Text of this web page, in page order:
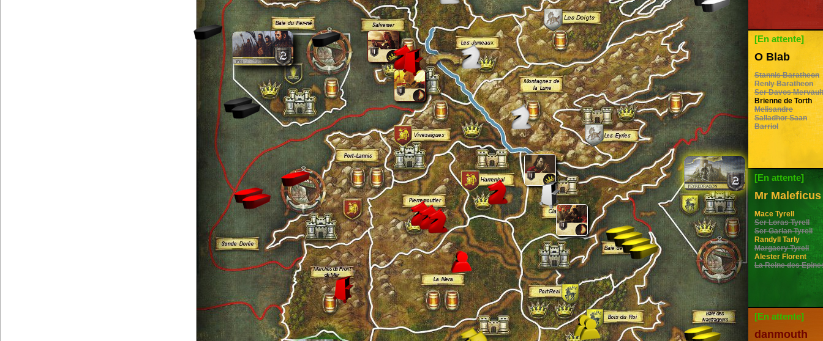
[En attente]
O Blab
Stannis Baratheon
Renly Baratheon
Ser Davos Mervault
Brienne de Torth
Melisandre
Salladhor Saan
Barriol
[En attente]
Mr Maleficus
Mace Tyrell
Ser Loras Tyrell
Ser Garlan Tyrell
Randyll Tarly
Margaery Tyrell
Alester Florent
La Reine des
[En attente]
danmouth